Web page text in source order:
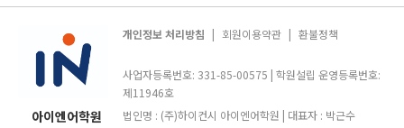
아이엔어학원
개인정보 처리방침 | 회원이용약관 | 환불정책
사업자등록번호: 331-85-00575 | 학원설립 운영등록번호:
제11946호
법인명 : (주)하이컨시 아이엔어학원 | 대표자 : 박근수